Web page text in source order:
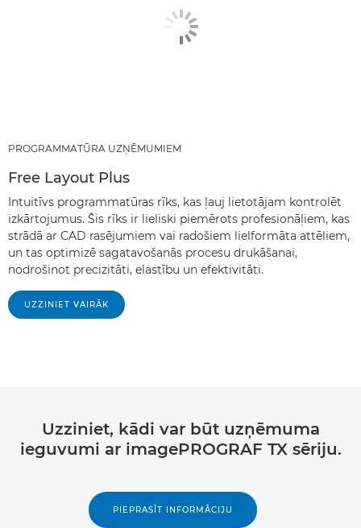
PROGRAMMATŪRA UZŅĒMUMIEM
Free Layout Plus
Intuitīvs programmatūras rīks, kas ļauj lietotājam kontrolēt
izkārtojumus. Šis rīks ir lieliski piemērots profesionāļiem, kas
strādā ar CAD rasējumiem vai radošiem lielformāta attēliem,
un tas optimizē sagatavošanās procesu drukāšanai,
nodrošinot precizitāti, elastību un efektivitāti.
UZZINIET VAIRĀK
Uzziniet, kādi var būt uzņēmuma
ieguvumi ar imagePROGRAF TX sēriju.
PIEPRASĪT INFORMĀCIJU